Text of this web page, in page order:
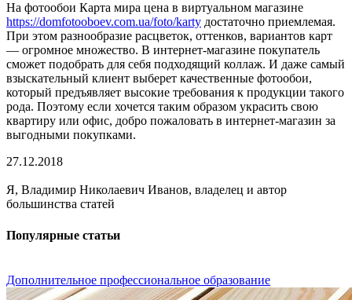
На фотообои Карта мира цена в виртуальном магазине
https://domfotooboev.com.ua/foto/karty достаточно приемлемая.
При этом разнообразие расцветок, оттенков, вариантов карт
— огромное множество. В интернет-магазине покупатель
сможет подобрать для себя подходящий коллаж. И даже самый
взыскательный клиент выберет качественные фотообои,
который предъявляет высокие требования к продукции такого
рода. Поэтому если хочется таким образом украсить свою
квартиру или офис, добро пожаловать в интернет-магазин за
выгодными покупками.
27.12.2018
Я, Владимир Николаевич Иванов, владелец и автор
большинства статей
Популярные статьи
Дополнительное профессиональное образование